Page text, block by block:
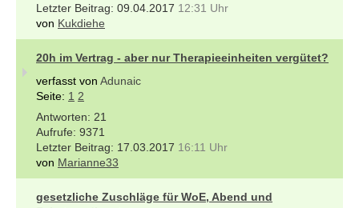
09.04.2017 12:31 Uhr
von Kukdiehe
20h im Vertrag - aber nur Therapieeinheiten vergütet?
verfasst von Adunaic
Seite: 1 2
21
9371
17.03.2017 16:11 Uhr
von Marianne33
gesetzliche Zuschläge für WoE, Abend und